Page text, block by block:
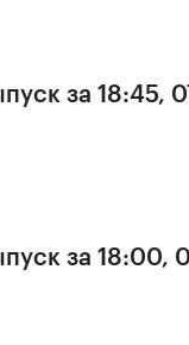
за 18:45,
за 18:00,